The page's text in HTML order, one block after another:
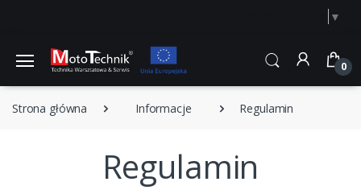
▼
0
Strona główna Informacje Regulamin
Regulamin